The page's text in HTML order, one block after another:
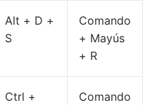
Alt + D +
S
Comando
+ Mayús
+ R
Ctrl +
Comando